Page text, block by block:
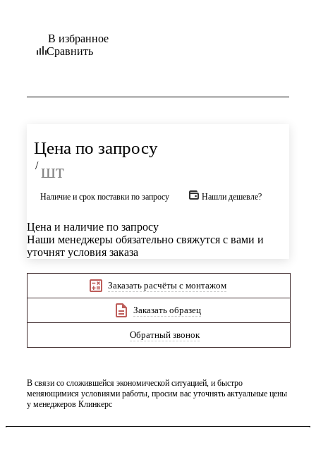
В избранное
Сравнить
Цена по запросу
/ шт
Наличие и срок поставки по запросу Нашли дешевле?
Цена и наличие по запросу
Наши менеджеры обязательно свяжутся с вами и
уточнят условия заказа
Заказать расчёты с монтажом
Заказать образец
Обратный звонок
В связи со сложившейся экономической ситуацией, и быстро
меняющимися условиями работы, просим вас уточнять актуальные цены
у менеджеров Клинкерс